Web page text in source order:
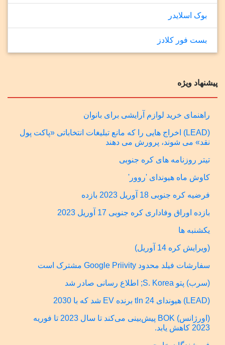
بوک اسلایدر
بست فور کلادز
پیشنهاد ویژه
راهنمای خرید لوازم آرایشی برای بانوان
(LEAD) اخراج هایی را که مانع تبلیغات انتخاباتی «پاکت پول
نقد» می شوند، پرورش می دهند
تیتر روزنامه های کره جنوبی
کاوش ماه هیوندای 'روور'
فرضیه کره جنوبی 18 آوریل 2023 بازده
بازده اوراق وفاداری کره جنوبی 17 آوریل 2023
یکشنبه ها
(ویرایش کره 14 آوریل)
سفارشات فیلد محدود Google Priivity مشترک است
(سرب) پتو S. Korea; اطلاع رسانی صادر شد
(LEAD) هیوندای 24 tln برنده EV شد که با 2030
(اورژانس) BOK پیش‌بینی می‌کند تا سال 2023 تا فوریه
2023 کاهش یابد.